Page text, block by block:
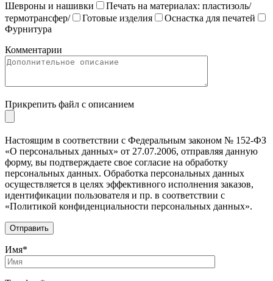
Шевроны и нашивки
Печать на материалах: пластизоль/
термотрансфер/
Готовые изделия
Оснастка для печатей
Фурнитура
Комментарии
Прикрепить файл с описанием
Настоящим в соответствии с Федеральным законом № 152-ФЗ
«О персональных данных» от 27.07.2006, отправляя данную
форму, вы подтверждаете свое согласие на обработку
персональных данных. Обработка персональных данных
осуществляется в целях эффективного исполнения заказов,
идентификации пользователя и пр. в соответствии с
«Политикой конфиденциальности персональных данных».
Имя*